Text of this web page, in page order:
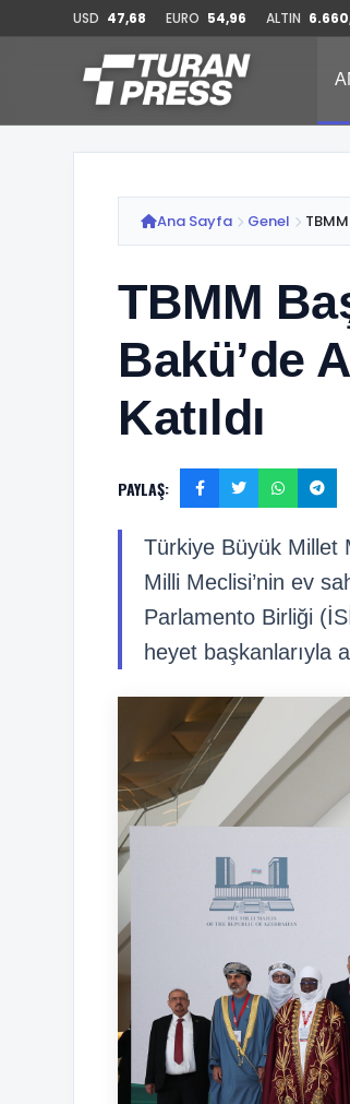
USD 47,68 EURO 54,96 ALTIN
Ana Sayfa Genel
TBMM
Bakü’de
Katıldı
PAYLAŞ:
Türkiye Büyük Millet
Milli Meclisi’nin ev
Parlamento Birliği
heyet başkanlarıyla